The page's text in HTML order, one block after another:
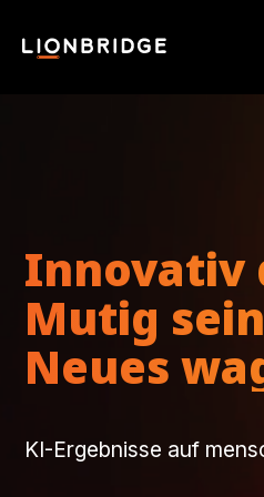
Innovativ
Mutig
Neues
KI-Ergebnisse auf